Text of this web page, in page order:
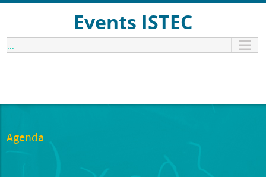
Events ISTEC
...
Agenda